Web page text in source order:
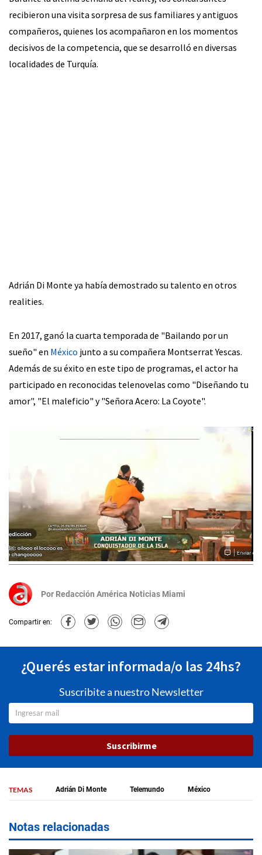
recibieron una visita sorpresa de sus familiares y antiguos
compañeros, quienes los acompañaron en los momentos
decisivos de la competencia, que se desarrolló en diversas
localidades de Turquía.
Adrián Di Monte ya había demostrado su talento en otros
realities.
En 2017, ganó la cuarta temporada de "Bailando por un
sueño" en México junto a su compañera Montserrat Yescas.
Además de su éxito en este tipo de programas, el actor ha
participado en reconocidas telenovelas como "Diseñando tu
amor", "El maleficio" y "Señora Acero: La Coyote".
Por Redacción América Noticias Miami
Compartir en:
¿Querés estar informada/o las 24hs?
Suscribite a nuestro Newsletter
Suscribirme
TEMAS Adrián Di Monte Telemundo México
Notas relacionadas